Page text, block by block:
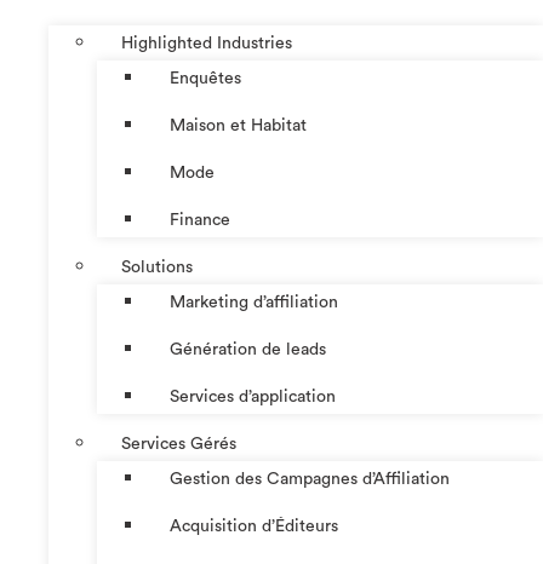
Highlighted Industries
Enquêtes
Maison et Habitat
Mode
Finance
Solutions
Marketing d’affiliation
Génération de leads
Services d’application
Services Gérés
Gestion des Campagnes d’Affiliation​
Acquisition d’Éditeurs